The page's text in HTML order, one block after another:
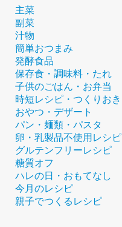
主菜
副菜
汁物
簡単おつまみ
発酵食品
保存食・調味料・たれ
子供のごはん・お弁当
時短レシピ・つくりおき
おやつ・デザート
パン・麺類・パスタ
卵・乳製品不使用レシピ
グルテンフリーレシピ
糖質オフ
ハレの日・おもてなし
今月のレシピ
親子でつくるレシピ